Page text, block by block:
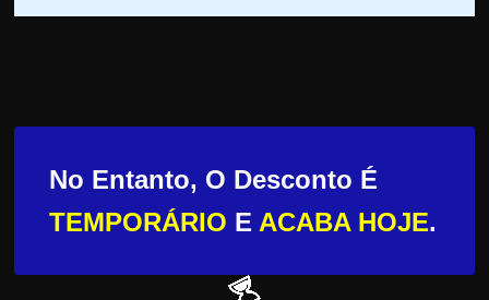
No Entanto, O Desconto É
TEMPORÁRIO E ACABA HOJE.